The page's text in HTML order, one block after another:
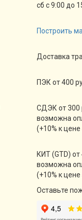
сб с 9:00 до
Построить
Доставка
ПЭК от 400
СДЭК от 300
возможна
(+10% к цене
КИТ (GTD) от
возможна
(+10% к цене
Оставьте